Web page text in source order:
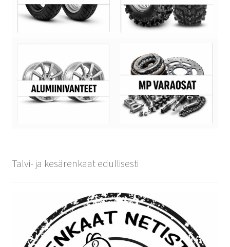
Talvi- ja kesärenkaat edullisesti